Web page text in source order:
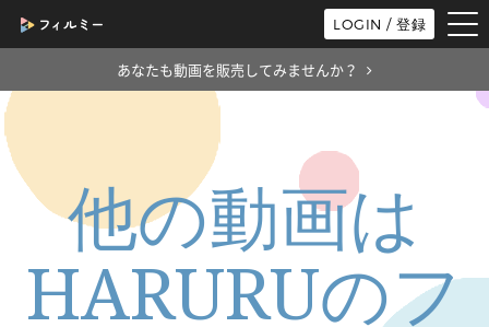
LOGIN / 登録
あなたも動画を販売してみませんか？
他の動画は
HARURUのフ